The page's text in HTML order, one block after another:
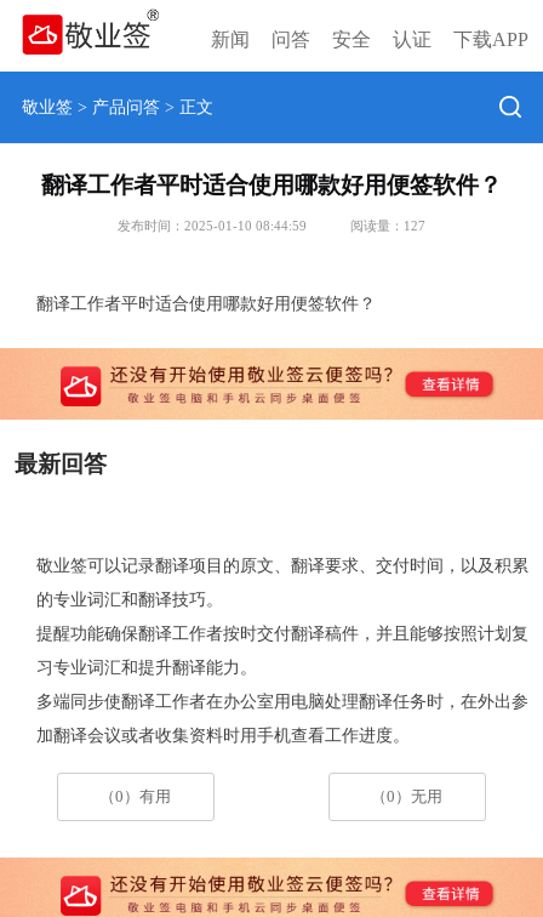
新闻 问答 安全 认证 下载APP
敬业签> 产品问答> 正文
翻译工作者平时适合使用哪款好用便签软件？
发布时间：2025-01-10 08:44:59 阅读量： 127
翻译工作者平时适合使用哪款好用便签软件？
最新回答
敬业签可以记录翻译项目的原文、翻译要求、交付时间，以及积累
的专业词汇和翻译技巧。
提醒功能确保翻译工作者按时交付翻译稿件，并且能够按照计划复
习专业词汇和提升翻译能力。
多端同步使翻译工作者在办公室用电脑处理翻译任务时，在外出参
加翻译会议或者收集资料时用手机查看工作进度。
（0）有用 （0）无用